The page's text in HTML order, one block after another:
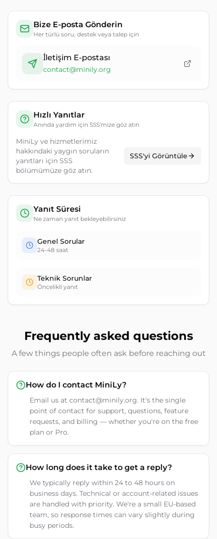
Bize E-posta Gönderin
Her türlü soru, destek veya talep için
İletişim E-postası
contact@minily.org
Hızlı Yanıtlar
Anında yardım için SSS'mize göz atın
MiniLy ve hizmetlerimiz
hakkındaki yaygın soruların
yanıtları için SSS
bölümümüze göz atın.
SSS'yi Görüntüle
Yanıt Süresi
Ne zaman yanıt bekleyebilirsiniz
Genel Sorular
24-48 saat
Teknik Sorunlar
Öncelikli yanıt
Frequently asked questions
A few things people often ask before reaching out
How do I contact MiniLy?
Email us at contact@minily.org. It's the single
point of contact for support, questions, feature
requests, and billing — whether you're on the free
plan or Pro.
How long does it take to get a reply?
We typically reply within 24 to 48 hours on
business days. Technical or account-related issues
are handled with priority. We're a small EU-based
team, so response times can vary slightly during
busy periods.